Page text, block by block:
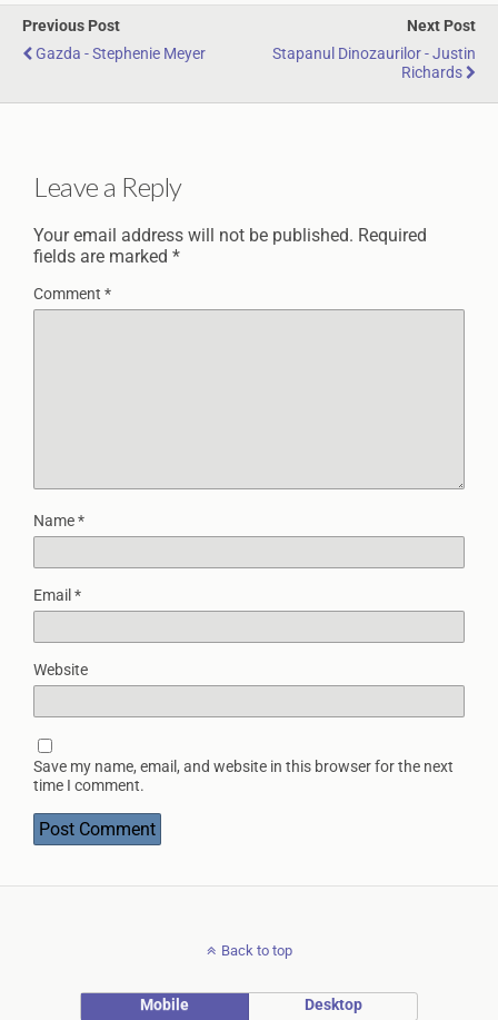
Previous Post
Gazda - Stephenie Meyer
Next Post
Stapanul Dinozaurilor - Justin
Richards
Leave a Reply
Your email address will not be published. Required
fields are marked *
Comment *
Name*
Email *
Website
Save my name, email, and website in this browser for the next
time I comment.
Back to top
Mobile Desktop